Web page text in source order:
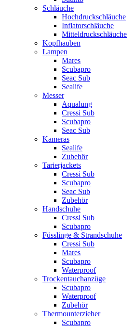
Schläuche
Hochdruckschläuche
Inflatorschläuche
Mitteldruckschläuche
Kopfhauben
Lampen
Mares
Scubapro
Seac Sub
Sealife
Messer
Aqualung
Cressi Sub
Scubapro
Seac Sub
Kameras
Sealife
Zubehör
Tarierjackets
Cressi Sub
Scubapro
Seac Sub
Zubehör
Handschuhe
Cressi Sub
Scubapro
Füsslinge & Strandschuhe
Cressi Sub
Mares
Scubapro
Waterproof
Trockentauchanzüge
Scubapro
Waterproof
Zubehör
Thermounterzieher
Scubapro